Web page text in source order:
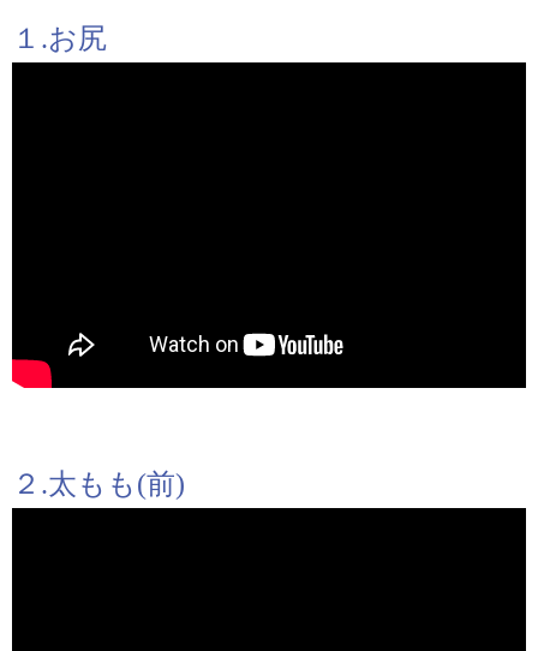
１.お尻
２.太もも(前)